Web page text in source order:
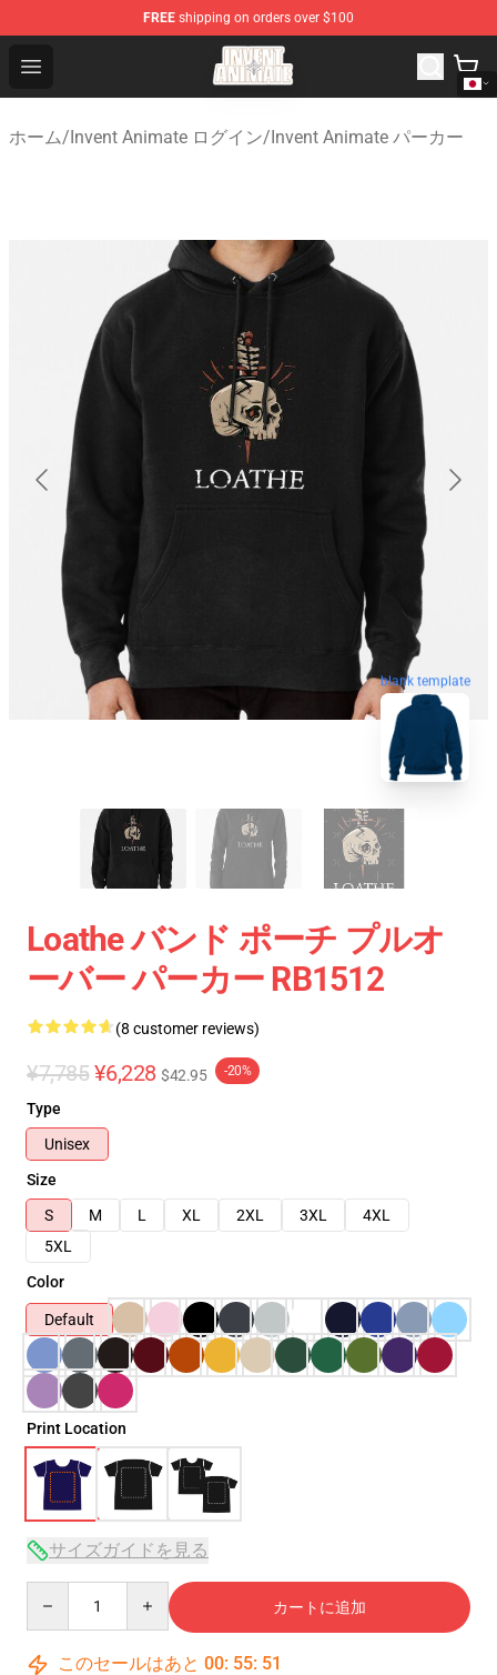
FREE shipping on orders over $100
Open menu
Invent Animate Shop - Official Invent Animate
ホーム/Invent Animate ログイン/Invent Animate パーカー
blank template
Loathe バンド ポーチ プルオ
ーバー パーカー RB1512
(8 customer reviews)
¥7,785 ¥6,228 $42.95 -20%
Type
Unisex
Size
S
M L XL 2XL 3XL
4XL
5XL
Color
Default
Print Location
サイズガイドを見る
カートに追加
このセールはあと 00: 55: 50